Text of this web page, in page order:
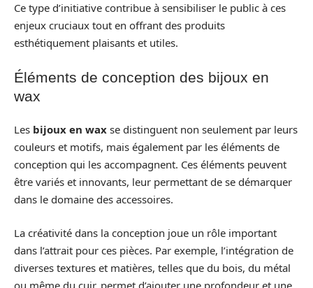
Ce type d’initiative contribue à sensibiliser le public à ces
enjeux cruciaux tout en offrant des produits
esthétiquement plaisants et utiles.
Éléments de conception des bijoux en
wax
Les bijoux en wax se distinguent non seulement par leurs
couleurs et motifs, mais également par les éléments de
conception qui les accompagnent. Ces éléments peuvent
être variés et innovants, leur permettant de se démarquer
dans le domaine des accessoires.
La créativité dans la conception joue un rôle important
dans l’attrait pour ces pièces. Par exemple, l’intégration de
diverses textures et matières, telles que du bois, du métal
ou même du cuir, permet d’ajouter une profondeur et une